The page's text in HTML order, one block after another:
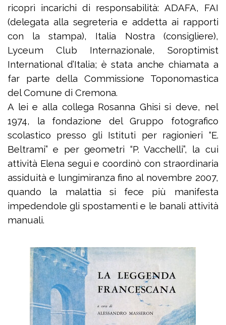
ricoprì incarichi di responsabilità: ADAFA, FAI
(delegata alla segreteria e addetta ai rapporti
con la stampa), Italia Nostra (consigliere),
Lyceum Club Internazionale, Soroptimist
International d’Italia; è stata anche chiamata a
far parte della Commissione Toponomastica
del Comune di Cremona.
A lei e alla collega Rosanna Ghisi si deve, nel
1974, la fondazione del Gruppo fotografico
scolastico presso gli Istituti per ragionieri “E.
Beltrami” e per geometri “P. Vacchelli”, la cui
attività Elena seguì e coordinò con straordinaria
assiduità e lungimiranza fino al novembre 2007,
quando la malattia si fece più manifesta
impedendole gli spostamenti e le banali attività
manuali.